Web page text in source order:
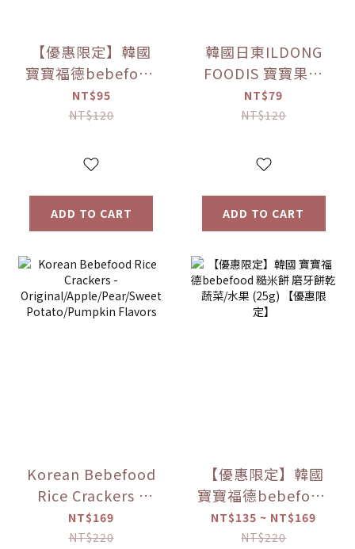
【優惠限定】韓國
寶寶福德bebefood
接骨木莓果汁
(80ml)
NT$95
NT$120
ADD TO CART
韓國日東ILDONG
FOODIS 寶寶果汁
桔梗梨/蘋果黑棗
(100ml) 【優惠限
NT$79
NT$120
ADD TO CART
Korean Bebefood
Rice Crackers -
Original/Apple/Pear/Sweet
Potato/Pumpkin
NT$169
NT$220
【優惠限定】韓國
寶寶福德bebefood
糙米餅 磨牙餅乾 蔬
菜/水果 (25g) 【優
NT$135 ~ NT$169
NT$220